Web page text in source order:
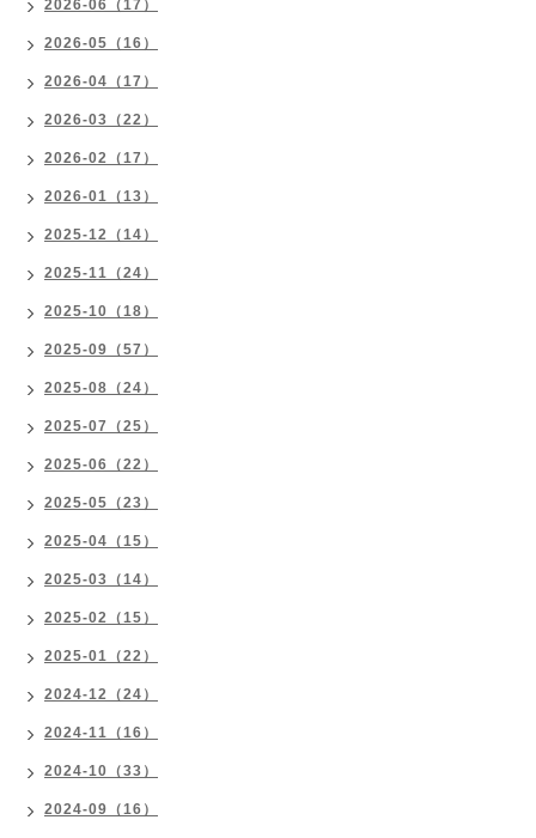
2026-06（17）
2026-05（16）
2026-04（17）
2026-03（22）
2026-02（17）
2026-01（13）
2025-12（14）
2025-11（24）
2025-10（18）
2025-09（57）
2025-08（24）
2025-07（25）
2025-06（22）
2025-05（23）
2025-04（15）
2025-03（14）
2025-02（15）
2025-01（22）
2024-12（24）
2024-11（16）
2024-10（33）
2024-09（16）